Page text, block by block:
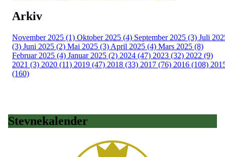
Arkiv
November 2025 (1) Oktober 2025 (4) September 2025 (3) Juli
(3) Juni 2025 (2) Mai 2025 (3) April 2025 (4) Mars 2025 (8)
Februar 2025 (4) Januar 2025 (2) 2024 (47) 2023 (32) 2022 (9)
2021 (3) 2020 (11) 2019 (47) 2018 (33) 2017 (76) 2016 (108)
(160)
Stevnekalender